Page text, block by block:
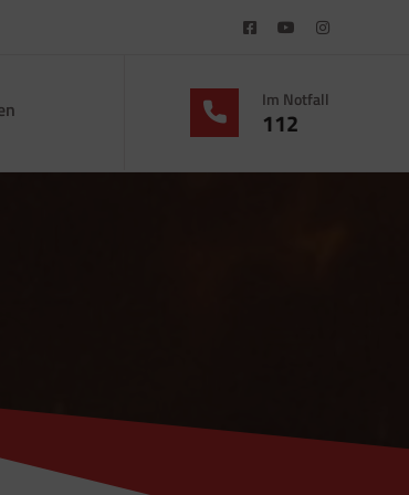
Im Notfall
112